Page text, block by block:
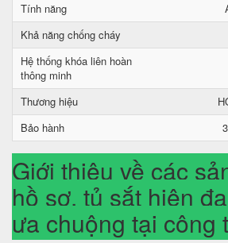
Tính năng
Khả năng chống cháy
Hệ thống khóa liên hoàn
thông minh
Thương hiệu
Bảo hành
Giới thiệu về các
hồ sơ, tủ sắt hiện
ưa chuộng tại công